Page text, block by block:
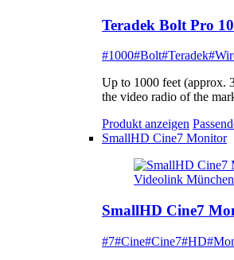
Teradek Bolt Pro
#1000#Bolt#Teradek
Up to 1000 feet (approx.
the video radio of the
Produkt anzeigen
SmallHD Cine7 Monitor
SmallHD Cine7
#7#Cine#Cine7#HD